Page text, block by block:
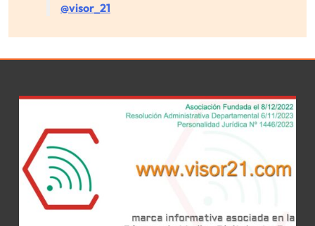
@visor_21